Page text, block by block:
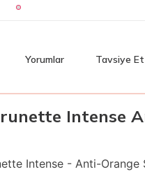
Yorumlar Tavsiye Et
Intense
Intense - Anti-Orange